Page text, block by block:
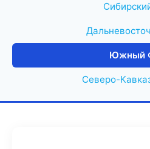
Южный
Северо-